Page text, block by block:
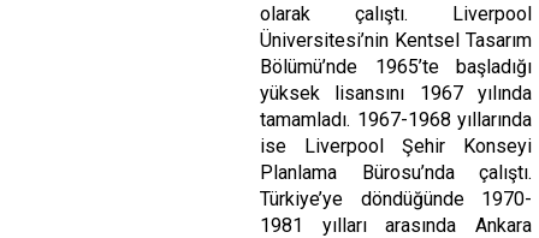
olarak çalıştı. Liverpool
Üniversitesi’nin Kentsel Tasarım
Bölümü’nde 1965’te başladığı
yüksek lisansını 1967 yılında
tamamladı. 1967-1968 yıllarında
ise Liverpool Şehir Konseyi
Planlama Bürosu’nda çalıştı.
Türkiye’ye döndüğünde 1970-
1981 yılları arasında Ankara